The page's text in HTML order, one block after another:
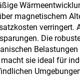
magnetischem
verringert.
Die
sie ideal für